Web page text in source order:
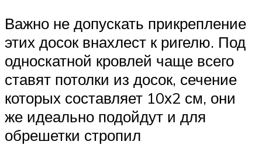
Важно не допускать прикрепление
этих досок внахлест к ригелю. Под
односкатной кровлей чаще всего
ставят потолки из досок, сечение
которых составляет 10х2 см, они
же идеально подойдут и для
обрешетки стропил